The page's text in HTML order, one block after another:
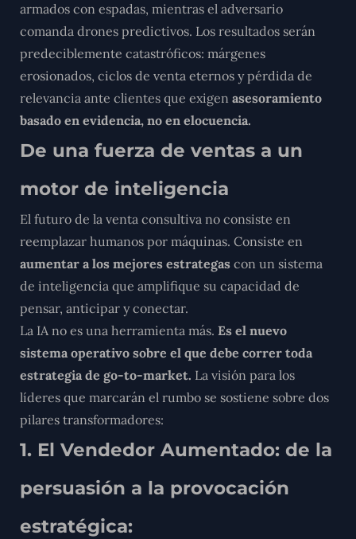
armados con espadas, mientras el adversario
comanda drones predictivos. Los resultados serán
predeciblemente catastróficos: márgenes
erosionados, ciclos de venta eternos y pérdida de
relevancia ante clientes que exigen asesoramiento
basado en evidencia, no en elocuencia.
De una fuerza de ventas a un
motor de inteligencia
El futuro de la venta consultiva no consiste en
reemplazar humanos por máquinas. Consiste en
aumentar a los mejores estrategas con un sistema
de inteligencia que amplifique su capacidad de
pensar, anticipar y conectar.
La IA no es una herramienta más. Es el nuevo
sistema operativo sobre el que debe correr toda
estrategia de go-to-market. La visión para los
líderes que marcarán el rumbo se sostiene sobre dos
pilares transformadores:
1. El Vendedor Aumentado: de la
persuasión a la provocación
estratégica: